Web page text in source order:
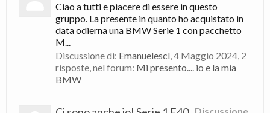
Ciao a tutti e piacere di essere in questo
gruppo. La presente in quanto ho acquistato in
data odierna una BMW Serie 1 con pacchetto
M...
Discussione di: Emanuelescl,4 Maggio 2024, 2
risposte, nel forum: Mi presento.... io e la mia
BMW